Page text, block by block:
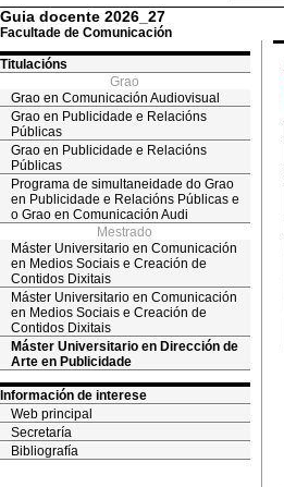
Guia docente 2026_27
Facultade de Comunicación
Titulacións
Grao
Grao en Comunicación Audiovisual
Grao en Publicidade e Relacións
Públicas
Grao en Publicidade e Relacións
Públicas
Programa de simultaneidade do Grao
en Publicidade e Relacións Públicas e
o Grao en Comunicación Audi
Mestrado
Máster Universitario en Comunicación
en Medios Sociais e Creación de
Contidos Dixitais
Máster Universitario en Comunicación
en Medios Sociais e Creación de
Contidos Dixitais
Máster Universitario en Dirección de
Arte en Publicidade
Información de interese
Web principal
Secretaría
Bibliografía